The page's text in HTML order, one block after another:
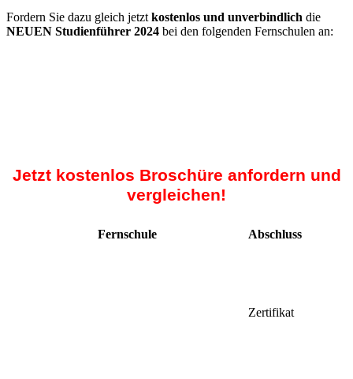
Fordern Sie dazu gleich jetzt kostenlos und unverbindlich die
NEUEN Studienführer 2024 bei den folgenden Fernschulen an:
Jetzt kostenlos Broschüre anfordern und
vergleichen!
Fernschule Abschluss
Zertifikat